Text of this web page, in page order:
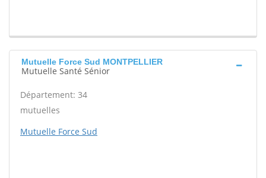
Mutuelle Force Sud MONTPELLIER
Mutuelle Santé Sénior
Département: 34
mutuelles
Mutuelle Force Sud